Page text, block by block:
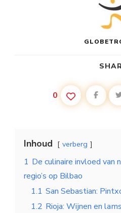
0
Inhoud verberg
1 De culinaire invloed van
regio’s op Bilbao
1.1 San Sebastian:
1.2 Rioja: Wijnen en